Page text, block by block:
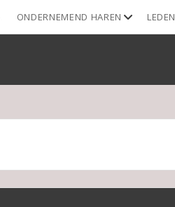
ONDERNEMEND HAREN open
menu
LEDEN